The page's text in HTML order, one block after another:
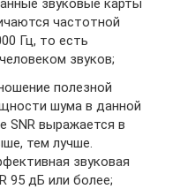
звуковые карты
частотной
Гц, то есть
звуков;
полезной
шума в данной
SNR выражается в
тем лучше.
звуковая
95 дБ или более;